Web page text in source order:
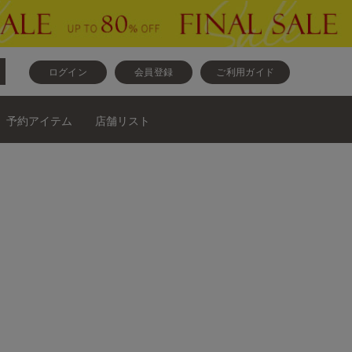
ログイン 会員登録 ご利用ガイド
予約アイテム 店舗リスト